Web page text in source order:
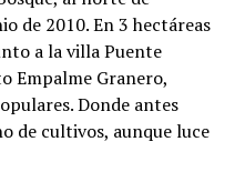
de 2010. En 3 hectáreas
a la villa Puente
Empalme Granero,
Donde antes
de cultivos, aunque luce